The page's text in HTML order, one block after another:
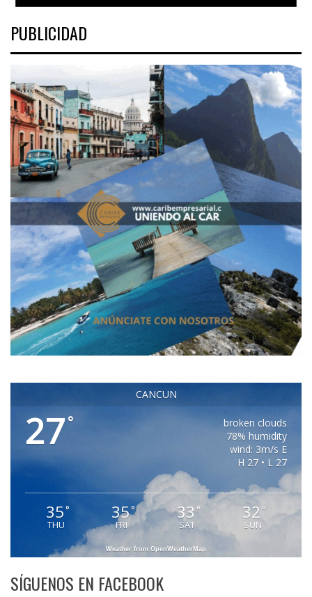
PUBLICIDAD
CANCUN
27°
broken clouds
78% humidity
wind: 3m/s E
H 27 • L 27
35°
THU
35°
FRI
33 °
SAT
32 °
SUN
Weather from OpenWeatherMap
SÍGUENOS EN FACEBOOK